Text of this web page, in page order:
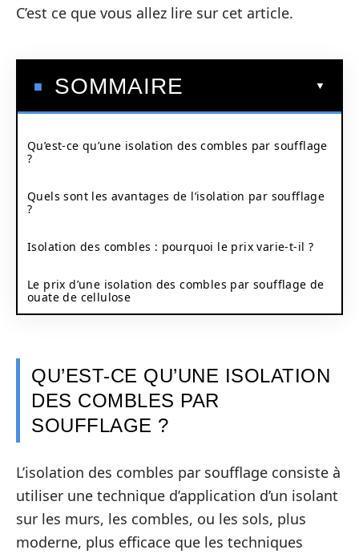
C’est ce que vous allez lire sur cet article.
SOMMAIRE
Qu’est-ce qu’une isolation des combles par soufflage
?
Quels sont les avantages de l’isolation par soufflage
?
Isolation des combles : pourquoi le prix varie-t-il ?
Le prix d’une isolation des combles par soufflage de
ouate de cellulose
QU’EST-CE QU’UNE ISOLATION
DES COMBLES PAR
SOUFFLAGE ?
L’isolation des combles par soufflage consiste à
utiliser une technique d’application d’un isolant
sur les murs, les combles, ou les sols, plus
moderne, plus efficace que les techniques